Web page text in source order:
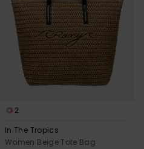
2
In The Tropics
Women Beige Tote Bag